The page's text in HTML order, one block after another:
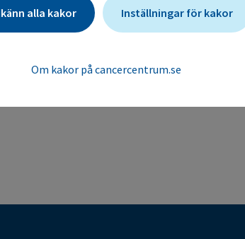
som opereras för avancerad ovarialcancer
( koksalt-lösning) i bukhålan under och
rehabilitering och start av adjuvant
alla kakor Inställningar för kakor
Om kakor på cancercentrum.se